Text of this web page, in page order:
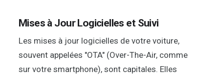
Mises à Jour Logicielles et Suivi
Les mises à jour logicielles de votre voiture,
souvent appelées "OTA" (Over-The-Air, comme
sur votre smartphone), sont capitales. Elles